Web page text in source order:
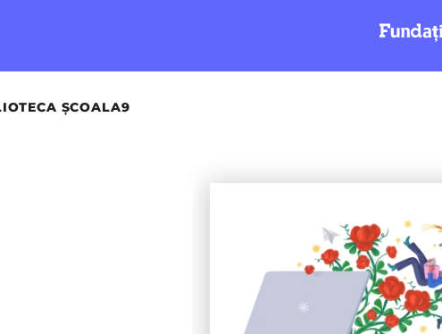
ȘCOALA9